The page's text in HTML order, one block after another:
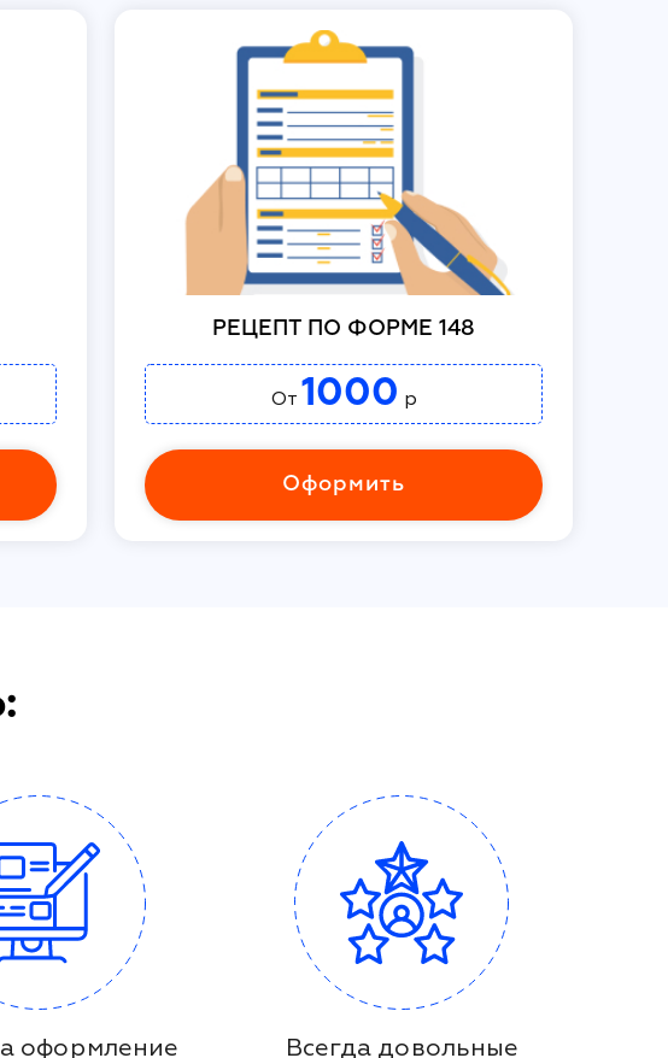
РЕЦЕПТ ПО ФОРМЕ 148
От 1000 р
Оформить
оформление Всегда довольные